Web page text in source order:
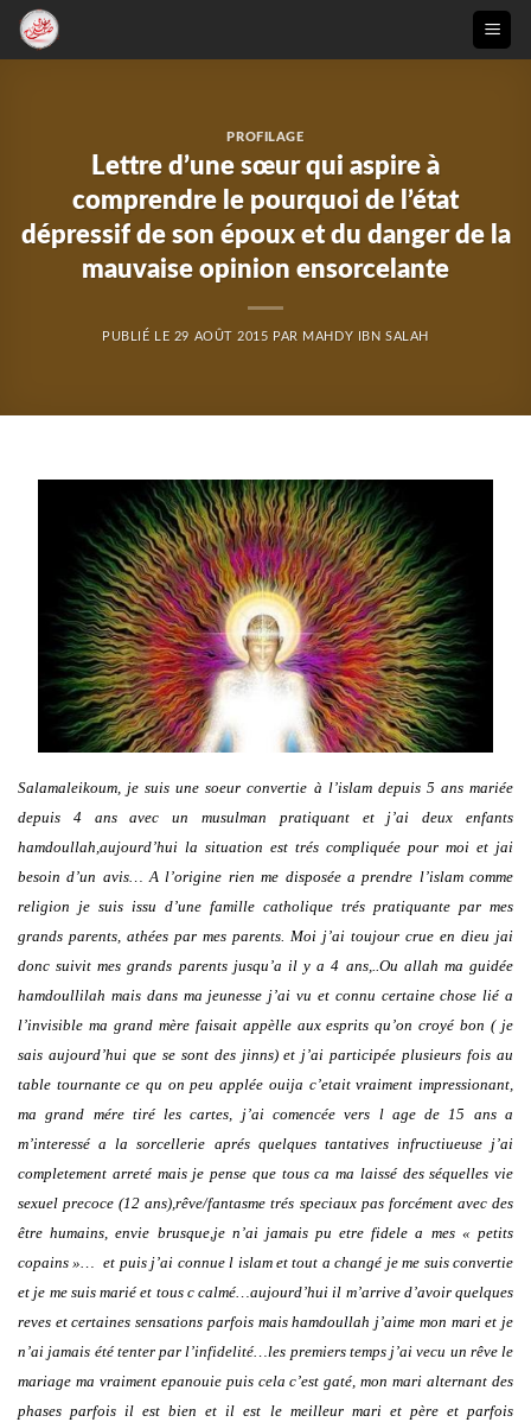
Passer
PROFILAGE
Lettre d’une sœur qui aspire à
comprendre le pourquoi de l’état
dépressif de son époux et du danger de la
mauvaise opinion ensorcelante
PUBLIÉ LE 29 AOÛT 2015 PAR MAHDY IBN SALAH
Salamaleikoum, je suis une soeur convertie à l’islam depuis 5 ans mariée
depuis 4 ans avec un musulman pratiquant et j’ai deux enfants
hamdoullah,aujourd’hui la situation est trés compliquée pour moi et jai
besoin d’un avis… A l’origine rien me disposée a prendre l’islam comme
religion je suis issu d’une famille catholique trés pratiquante par mes
grands parents, athées par mes parents. Moi j’ai toujour crue en dieu jai
donc suivit mes grands parents jusqu’a il y a 4 ans,..Ou allah ma guidée
hamdoullilah mais dans ma jeunesse j’ai vu et connu certaine chose lié a
l’invisible ma grand mère faisait appèlle aux esprits qu’on croyé bon ( je
sais aujourd’hui que se sont des jinns) et j’ai participée plusieurs fois au
table tournante ce qu on peu applée ouija c’etait vraiment impressionant,
ma grand mére tiré les cartes, j’ai comencée vers l age de 15 ans a
m’interessé a la sorcellerie aprés quelques tantatives infructiueuse j’ai
completement arreté mais je pense que tous ca ma laissé des séquelles vie
sexuel precoce (12 ans),rêve/fantasme trés speciaux pas forcément avec des
être humains, envie brusque,je n’ai jamais pu etre fidele a mes « petits
copains »… et puis j’ai connue l islam et tout a changé je me suis convertie
et je me suis marié et tous c calmé…aujourd’hui il m’arrive d’avoir quelques
reves et certaines sensations parfois mais hamdoullah j’aime mon mari et je
n’ai jamais été tenter par l’infidelité…les premiers temps j’ai vecu un rêve le
mariage ma vraiment epanouie puis cela c’est gaté, mon mari alternant des
phases parfois il est bien et il est le meilleur mari et père et parfois